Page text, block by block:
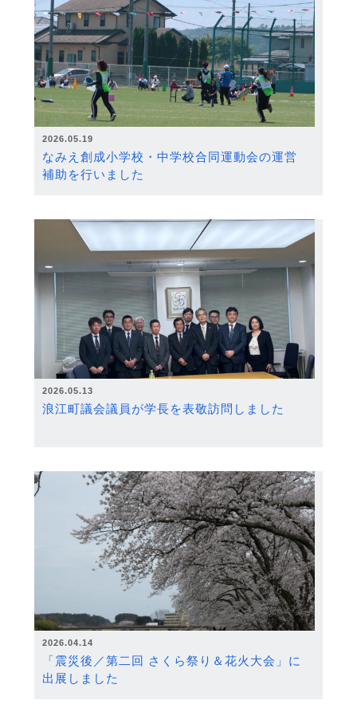
2026.05.19
なみえ創成小学校・中学校合同運動会の運営
補助を行いました
2026.05.13
浪江町議会議員が学長を表敬訪問しました
2026.04.14
「震災後／第二回 さくら祭り＆花火大会」に
出展しました